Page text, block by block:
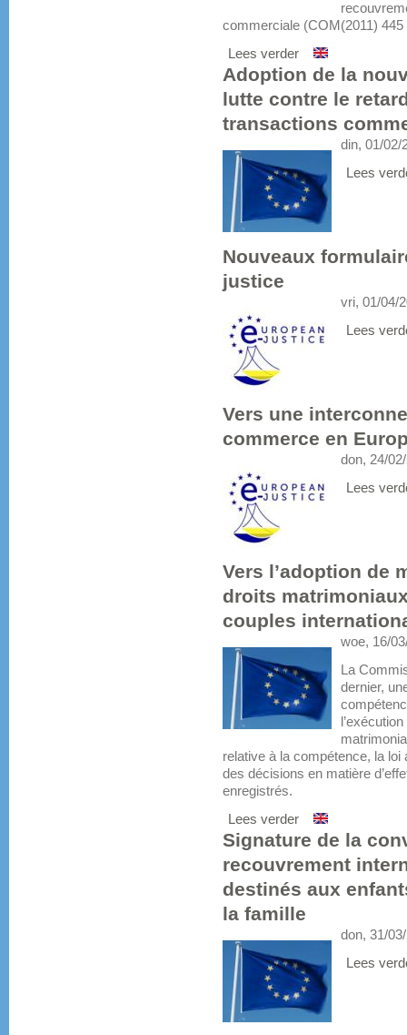
commerciale (COM(2011) 445
Lees verder
Adoption de la
lutte contre le
transactions
din, 01/02/
Lees
Nouveaux
justice
vri, 01/04/
Lees
Vers une
commerce en
don, 24/
Lees
Vers l’adoption de
droits
couples
woe, 16/
La
dernier,
relative à la compétence, la loi
des décisions en matière
enregistrés.
Lees verder
Signature de la
recouvrement
destinés aux
la famille
don, 31/
Lees